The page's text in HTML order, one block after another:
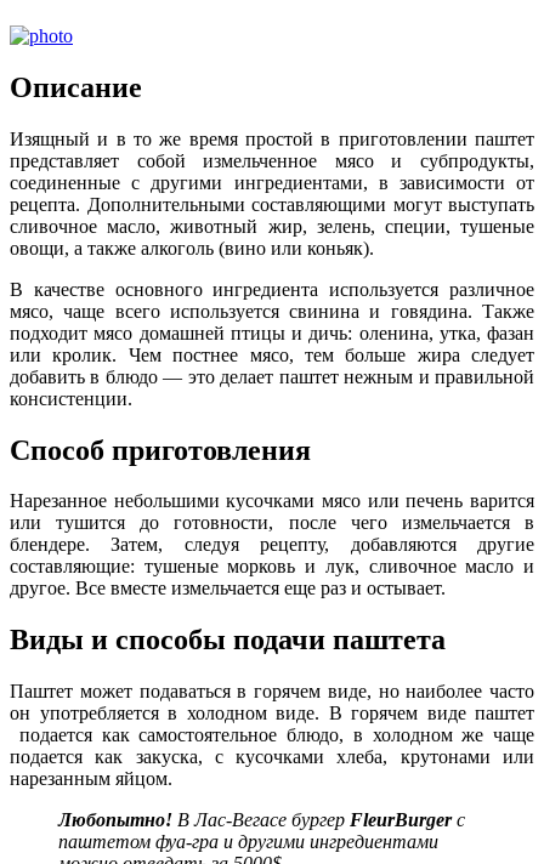
Описание
Изящный и в то же время простой в приготовлении паштет
представляет собой измельченное мясо и субпродукты,
соединенные с другими ингредиентами, в зависимости от
рецепта. Дополнительными составляющими могут выступать
сливочное масло, животный жир, зелень, специи, тушеные
овощи, а также алкоголь (вино или коньяк).
В качестве основного ингредиента используется различное
мясо, чаще всего используется свинина и говядина. Также
подходит мясо домашней птицы и дичь: оленина, утка, фазан
или кролик. Чем постнее мясо, тем больше жира следует
добавить в блюдо — это делает паштет нежным и правильной
консистенции.
Способ приготовления
Нарезанное небольшими кусочками мясо или печень варится
или тушится до готовности, после чего измельчается в
блендере. Затем, следуя рецепту, добавляются другие
составляющие: тушеные морковь и лук, сливочное масло и
другое. Все вместе измельчается еще раз и остывает.
Виды и способы подачи паштета
Паштет может подаваться в горячем виде, но наиболее часто
он употребляется в холодном виде. В горячем виде паштет
подается как самостоятельное блюдо, в холодном же чаще
подается как закуска, с кусочками хлеба, крутонами или
нарезанным яйцом.
Любопытно! В Лас-Вегасе бургер FleurBurgerс
паштетом фуа-гра и другими ингредиентами